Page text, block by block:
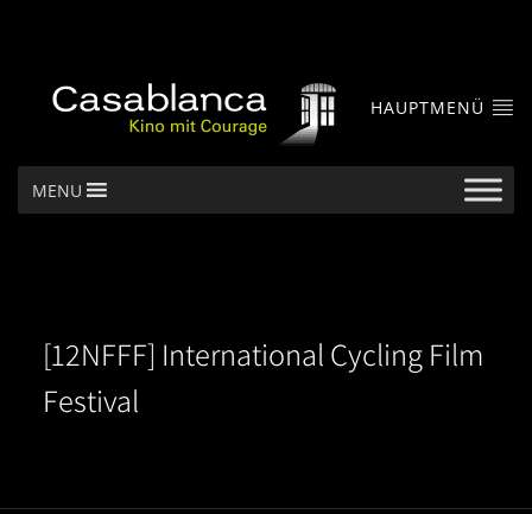
HAUPTMENÜ
MENU
[12NFFF] International Cycling Film
Festival